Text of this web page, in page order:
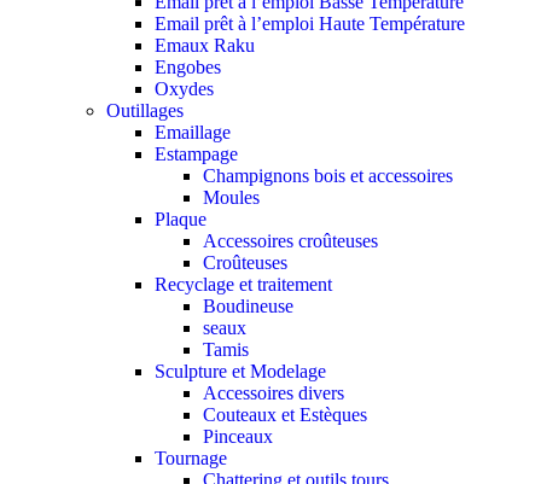
Email prêt à l’emploi Haute Température
Emaux Raku
Engobes
Oxydes
Outillages
Emaillage
Estampage
Champignons bois et accessoires
Moules
Plaque
Accessoires croûteuses
Croûteuses
Recyclage et traitement
Boudineuse
seaux
Tamis
Sculpture et Modelage
Accessoires divers
Couteaux et Estèques
Pinceaux
Tournage